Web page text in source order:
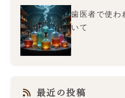
歯医者で使わ
いて
最近の投稿